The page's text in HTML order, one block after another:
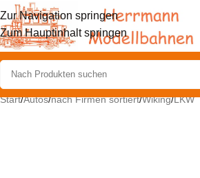
Zur Navigation springen
Zum Hauptinhalt springen
Start/Autos/nach Firmen sortiert/Wiking/LKW